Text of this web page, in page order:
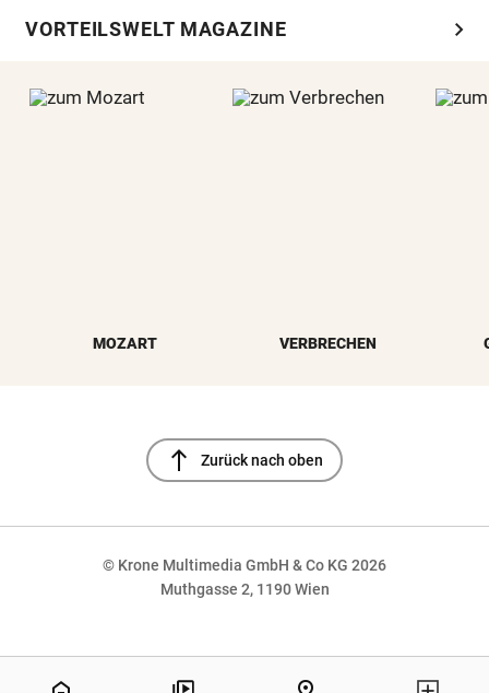
VORTEILSWELT MAGAZINE chevron_right
MOZART VERBRECHEN
north Zurück nach oben
© Krone Multimedia GmbH & Co KG 2026
Muthgasse 2, 1190 Wien
NaN%